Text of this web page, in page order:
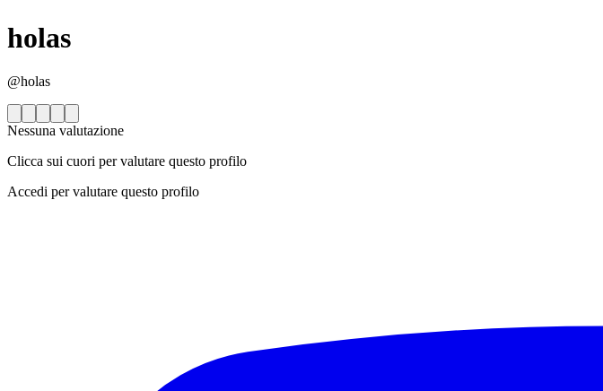
holas
@holas
Nessuna valutazione
Clicca sui cuori per valutare questo profilo
Accedi per valutare questo profilo